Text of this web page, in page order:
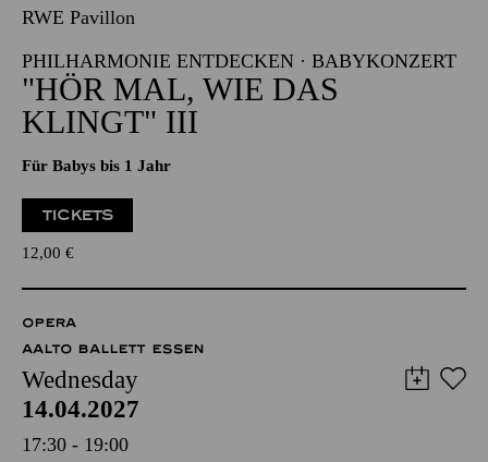
RWE Pavillon
PHILHARMONIE ENTDECKEN · BABYKONZERT
"HÖR MAL, WIE DAS
KLINGT" III
Für Babys bis 1 Jahr
TICKETS
12,00 €
OPERA
AALTO BALLETT ESSEN
Wednesday
14.04.2027
17:30 - 19:00